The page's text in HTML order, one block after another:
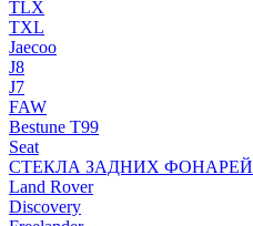
TLX
TXL
Jaecoo
J8
J7
FAW
Bestune T99
Seat
СТЕКЛА ЗАДНИХ ФОНАРЕЙ
Land Rover
Discovery